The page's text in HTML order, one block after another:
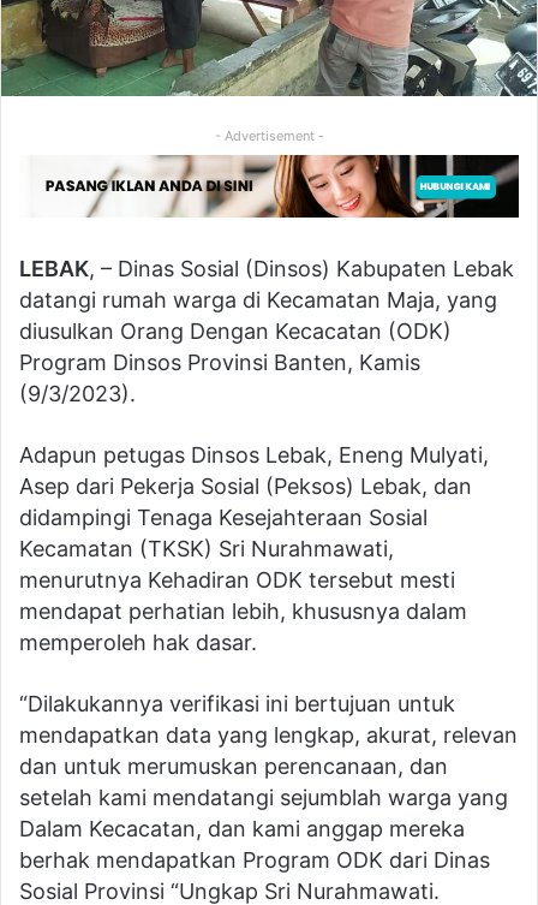
- Advertisement -
LEBAK, – Dinas Sosial (Dinsos) Kabupaten Lebak
datangi rumah warga di Kecamatan Maja, yang
diusulkan Orang Dengan Kecacatan (ODK)
Program Dinsos Provinsi Banten, Kamis
(9/3/2023).
Adapun petugas Dinsos Lebak, Eneng Mulyati,
Asep dari Pekerja Sosial (Peksos) Lebak, dan
didampingi Tenaga Kesejahteraan Sosial
Kecamatan (TKSK) Sri Nurahmawati,
menurutnya Kehadiran ODK tersebut mesti
mendapat perhatian lebih, khususnya dalam
memperoleh hak dasar.
“Dilakukannya verifikasi ini bertujuan untuk
mendapatkan data yang lengkap, akurat, relevan
dan untuk merumuskan perencanaan, dan
setelah kami mendatangi sejumblah warga yang
Dalam Kecacatan, dan kami anggap mereka
berhak mendapatkan Program ODK dari Dinas
Sosial Provinsi “Ungkap Sri Nurahmawati.